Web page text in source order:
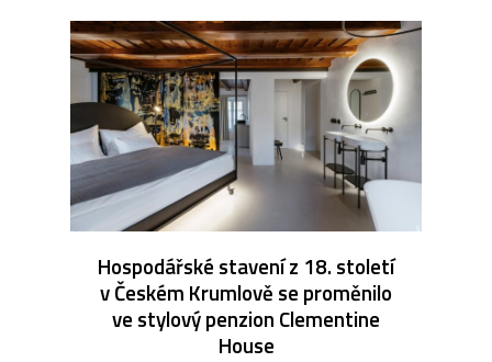
Hospodářské stavení z 18. století
v Českém Krumlově se proměnilo
ve stylový penzion Clementine
House